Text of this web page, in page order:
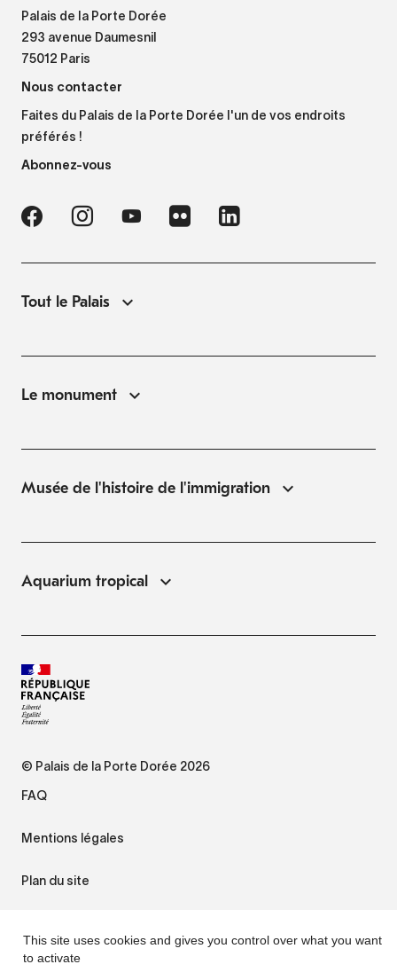
Palais de la Porte Dorée
293 avenue Daumesnil
75012 Paris
Nous contacter
Faites du Palais de la Porte Dorée l'un de vos endroits
préférés !
Abonnez-vous
Tout le Palais
Le monument
Musée de l'histoire de l'immigration
Aquarium tropical
© Palais de la Porte Dorée 2026
FAQ
Mentions légales
Plan du site
Gestion des cookies
This site uses cookies and gives you control over what you want
to activate